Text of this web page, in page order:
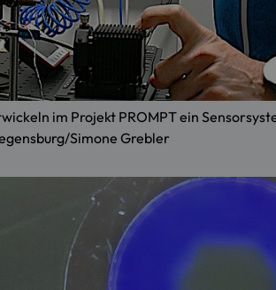
im Projekt PROMPT ein
Simone Grebler